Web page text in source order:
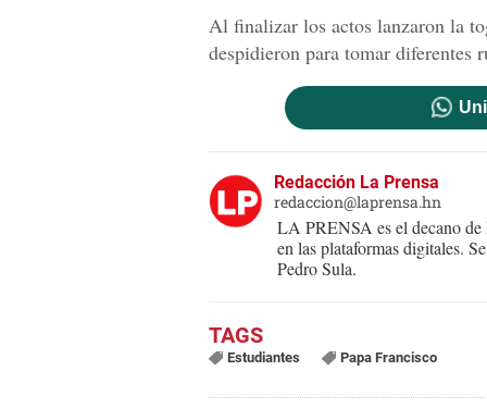
Al finalizar los actos lanzaron la
despidieron para tomar diferentes
Redacción La Prensa
redaccion@laprensa.hn
LA PRENSA es el decano de
en las plataformas digitales.
Pedro Sula.
Estudiantes Papa Francisco